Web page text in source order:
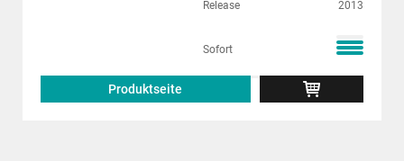
Release
2013
Sofort
Produktseite